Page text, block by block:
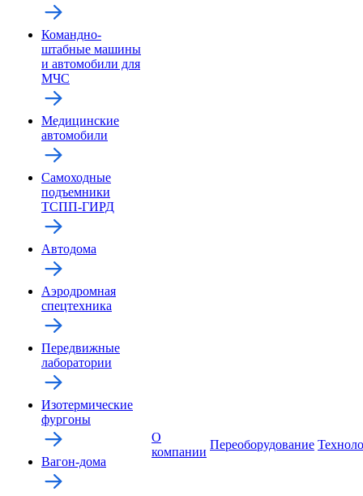
Командно-
штабные машины
и автомобили для
МЧС
Медицинские
автомобили
Самоходные
подъемники
ТСПП-ГИРД
Автодома
Аэродромная
спецтехника
Передвижные
лаборатории
Изотермические
фургоны
Вагон-дома
О
компании
Переоборудование